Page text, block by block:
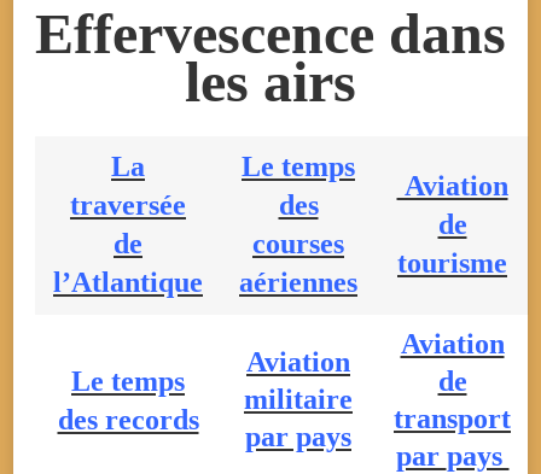
Effervescence dans
les airs
La
traversée
de
l’Atlantique
Le temps
des
courses
aériennes
Aviation
de
tourisme
Le temps
des records
Aviation
militaire
par pays
Aviation
de
transport
par pays